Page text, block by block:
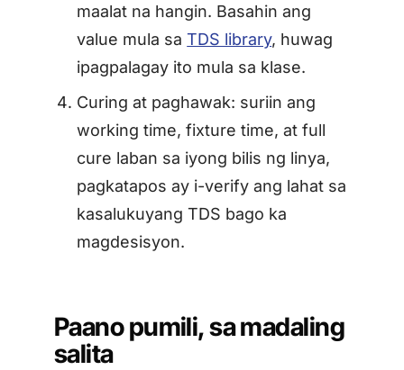
maalat na hangin. Basahin ang
value mula saTDS library, huwag
ipagpalagay ito mula sa klase.
Curing at paghawak: suriin ang
working time, fixture time, at full
cure laban sa iyong bilis ng linya,
pagkatapos ay i-verify ang lahat sa
kasalukuyang TDS bago ka
magdesisyon.
Paano pumili, sa madaling
salita